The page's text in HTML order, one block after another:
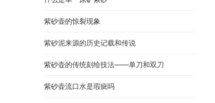
紫砂壶的惊裂现象
紫砂泥来源的历史记载和传说
紫砂壶的传统刻绘技法——单刀和双刀
紫砂壶流口水是瑕疵吗